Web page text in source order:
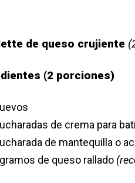
de queso crujiente
(2 porciones)
de crema para
de mantequilla o
de queso rallado